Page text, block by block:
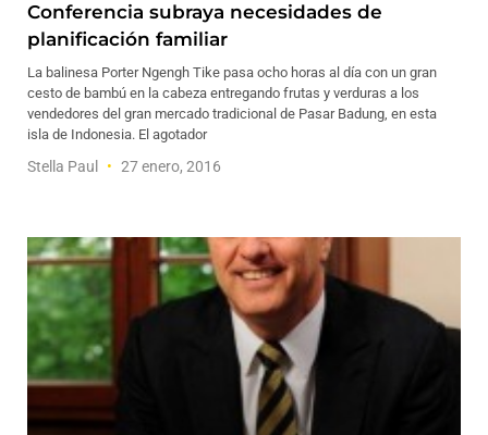
Conferencia subraya necesidades de
planificación familiar
La balinesa Porter Ngengh Tike pasa ocho horas al día con un gran
cesto de bambú en la cabeza entregando frutas y verduras a los
vendedores del gran mercado tradicional de Pasar Badung, en esta
isla de Indonesia. El agotador
Stella Paul 27 enero, 2016